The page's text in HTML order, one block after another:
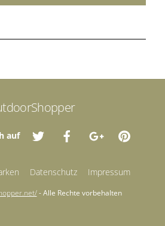
auf
Datenschutz Impressum
- Alle Rechte vorbehalten